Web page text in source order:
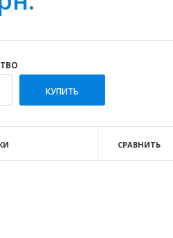
СРАВНИТЬ